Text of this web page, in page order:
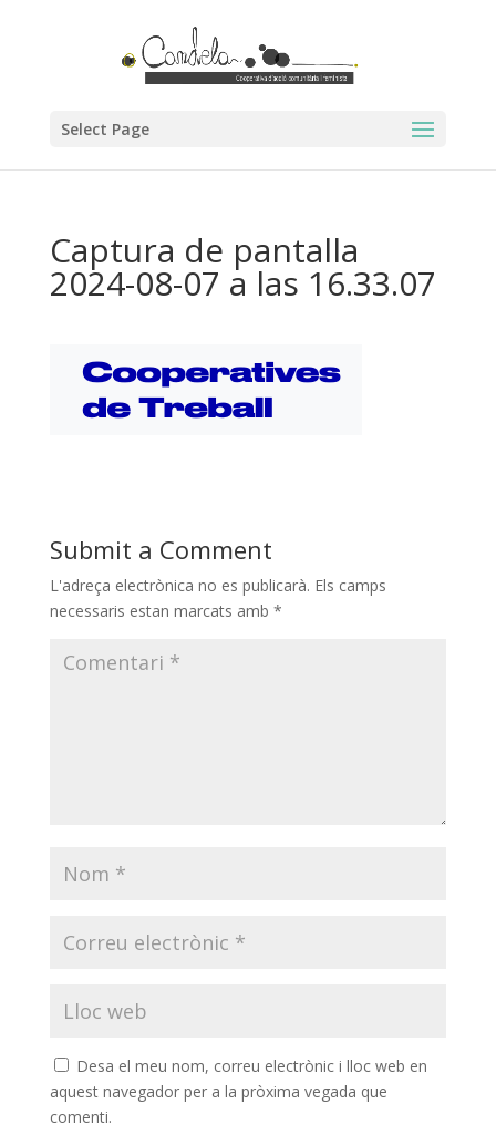
Select Page
Captura de pantalla
2024-08-07 a las 16.33.07
Submit a Comment
L'adreça electrònica no es publicarà. Els camps
necessaris estan marcats amb *
Desa el meu nom, correu electrònic i lloc web en
aquest navegador per a la pròxima vegada que
comenti.